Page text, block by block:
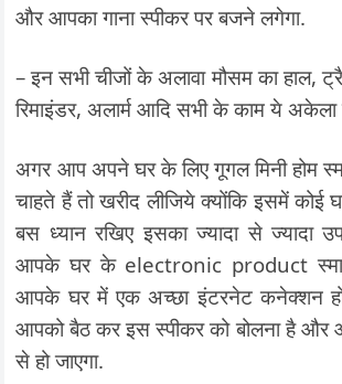
और आपका गाना स्पीकर पर बजने लगेगा.
– इन सभी चीजों के अलावा मौसम का हाल,
रिमाइंडर, अलार्म आदि सभी के काम ये अकेला
अगर आप अपने घर के लिए गूगल मिनी होम
चाहते हैं तो खरीद लीजिये क्योंकि इसमें कोई
बस ध्यान रखिए इसका ज्यादा से ज्यादा
आपके घर के electronic product
आपके घर में एक अच्छा इंटरनेट कनेक्शन
आपको बैठ कर इस स्पीकर को बोलना है और
से हो जाएगा.